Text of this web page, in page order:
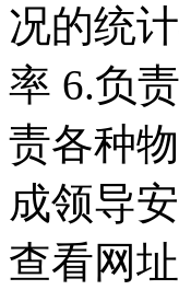
况的统
率 6.负
责各种
成领导
查看网址